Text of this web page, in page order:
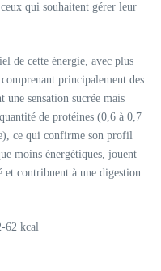
qui souhaitent gérer leur
de cette énergie, avec plus
principalement des
une sensation sucrée mais
de protéines (0,6 à 0,7
ce qui confirme son profil
moins énergétiques, jouent
contribuent à une digestion
62 kcal